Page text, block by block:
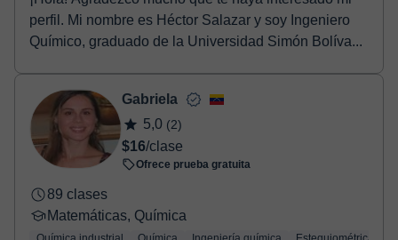
perfil. Mi nombre es Héctor Salazar y soy Ingeniero
Químico, graduado de la Universidad Simón Bolíva...
Gabriela
5,0 (2)
$16/clase
Ofrece prueba gratuita
89 clases
Matemáticas, Química